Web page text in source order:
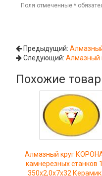
Поля отмеченные*
Предыдущий:
Следующий:Алмазный
Похожие
Алмазный круг
камнерезных станков
350x2,0x7x32